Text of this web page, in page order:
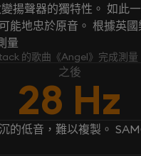
揚聲器的獨特性。 如此
能地忠於原音。 根據英
量
的歌曲《Angel》完成測量
之後
28 Hz
的低音，難以複製。